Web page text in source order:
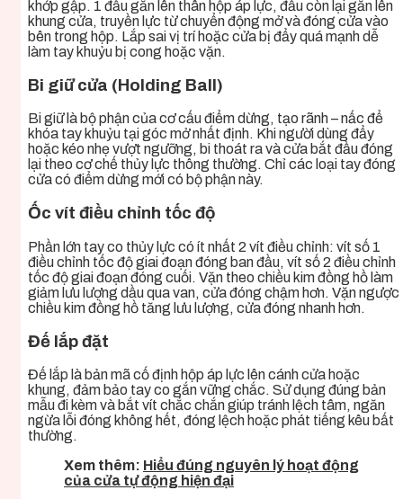
khớp gập. 1 đầu gắn lên thân hộp áp lực, đầu còn lại gắn lên
khung cửa, truyền lực từ chuyển động mở và đóng cửa vào
bên trong hộp. Lắp sai vị trí hoặc cửa bị đẩy quá mạnh dễ
làm tay khuỷu bị cong hoặc vặn.
Bi giữ cửa (Holding Ball)
Bi giữ là bộ phận của cơ cấu điểm dừng, tạo rãnh – nấc để
khóa tay khuỷu tại góc mở nhất định. Khi người dùng đẩy
hoặc kéo nhẹ vượt ngưỡng, bi thoát ra và cửa bắt đầu đóng
lại theo cơ chế thủy lực thông thường. Chỉ các loại tay đóng
cửa có điểm dừng mới có bộ phận này.
Ốc vít điều chỉnh tốc độ
Phần lớn tay co thủy lực có ít nhất 2 vít điều chỉnh: vít số 1
điều chỉnh tốc độ giai đoạn đóng ban đầu, vít số 2 điều chỉnh
tốc độ giai đoạn đóng cuối. Vặn theo chiều kim đồng hồ làm
giảm lưu lượng dầu qua van, cửa đóng chậm hơn. Vặn ngược
chiều kim đồng hồ tăng lưu lượng, cửa đóng nhanh hơn.
Đế lắp đặt
Đế lắp là bản mã cố định hộp áp lực lên cánh cửa hoặc
khung, đảm bảo tay co gắn vững chắc. Sử dụng đúng bản
mẫu đi kèm và bắt vít chắc chắn giúp tránh lệch tâm, ngăn
ngừa lỗi đóng không hết, đóng lệch hoặc phát tiếng kêu bất
thường.
Xem thêm: Hiểu đúng nguyên lý hoạt động
của cửa tự động hiện đại